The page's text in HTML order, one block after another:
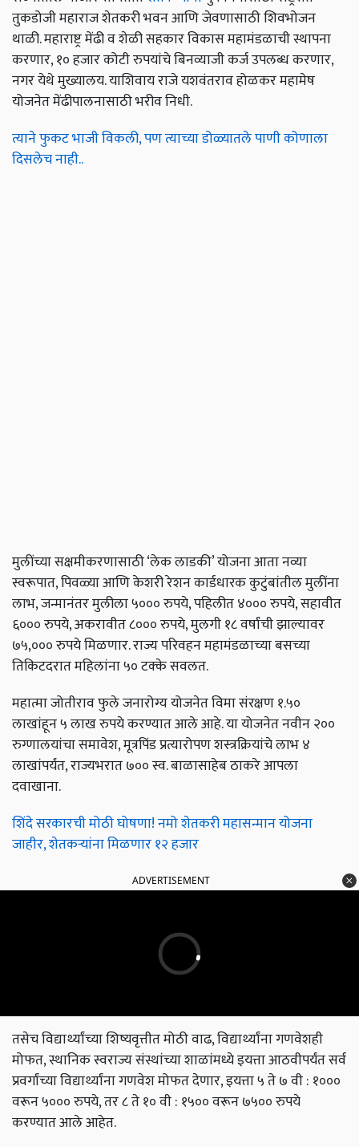
तुकडोजी महाराज शेतकरी भवन आणि जेवणासाठी शिवभोजन
थाळी. महाराष्ट्र मेंढी व शेळी सहकार विकास महामंडळाची स्थापना
करणार, १० हजार कोटी रुपयांचे बिनव्याजी कर्ज उपलब्ध करणार,
नगर येथे मुख्यालय. याशिवाय राजे यशवंतराव होळकर महामेष
योजनेत मेंढीपालनासाठी भरीव निधी.
त्याने फुकट भाजी विकली, पण त्याच्या डोळ्यातले पाणी कोणाला
दिसलेच नाही..
मुलींच्या सक्षमीकरणासाठी ‘लेक लाडकी’ योजना आता नव्या
स्वरूपात, पिवळ्या आणि केशरी रेशन कार्डधारक कुटुंबांतील मुलींना
लाभ, जन्मानंतर मुलीला ५००० रुपये, पहिलीत ४००० रुपये, सहावीत
६००० रुपये, अकरावीत ८००० रुपये, मुलगी १८ वर्षांची झाल्यावर
७५,००० रुपये मिळणार. राज्य परिवहन महामंडळाच्या बसच्या
तिकिटदरात महिलांना ५० टक्के सवलत.
महात्मा जोतीराव फुले जनारोग्य योजनेत विमा संरक्षण १.५०
लाखांहून ५ लाख रुपये करण्यात आले आहे. या योजनेत नवीन २००
रुग्णालयांचा समावेश, मूत्रपिंड प्रत्यारोपण शस्त्रक्रियांचे लाभ ४
लाखांपर्यंत, राज्यभरात ७०० स्व. बाळासाहेब ठाकरे आपला
दवाखाना.
शिंदे सरकारची मोठी घोषणा! नमो शेतकरी महासन्मान योजना
जाहीर, शेतकऱ्यांना मिळणार १२ हजार
ADVERTISEMENT
तसेच विद्यार्थ्यांच्या शिष्यवृत्तीत मोठी वाढ, विद्यार्थ्यांना गणवेशही
मोफत, स्थानिक स्वराज्य संस्थांच्या शाळांमध्ये इयत्ता आठवीपर्यंत सर्व
प्रवर्गांच्या विद्यार्थ्यांना गणवेश मोफत देणार, इयत्ता ५ ते ७ वी : १०००
वरून ५००० रुपये, तर ८ ते १० वी : १५०० वरून ७५०० रुपये
करण्यात आले आहेत.